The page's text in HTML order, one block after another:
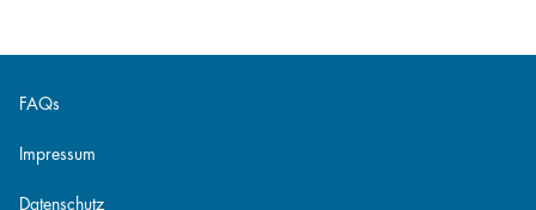
FAQs
Impressum
Datenschutz